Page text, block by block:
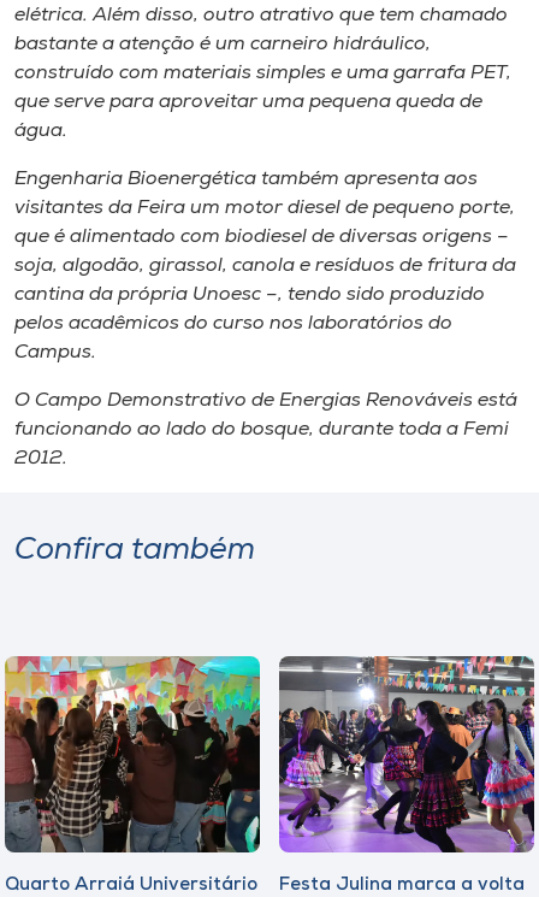
Selecione
elétrica. Além disso, outro atrativo que tem chamado
bastante a atenção é um carneiro hidráulico,
construído com materiais simples e uma garrafa PET,
que serve para aproveitar uma pequena queda de
água.
Engenharia Bioenergética também apresenta aos
visitantes da Feira um motor diesel de pequeno porte,
que é alimentado com biodiesel de diversas origens –
soja, algodão, girassol, canola e resíduos de fritura da
cantina da própria Unoesc –, tendo sido produzido
pelos acadêmicos do curso nos laboratórios do
Campus.
O Campo Demonstrativo de Energias Renováveis está
funcionando ao lado do bosque, durante toda a Femi
2012.
Confira também
Quarto Arraiá Universitário
Festa Julina marca a volta